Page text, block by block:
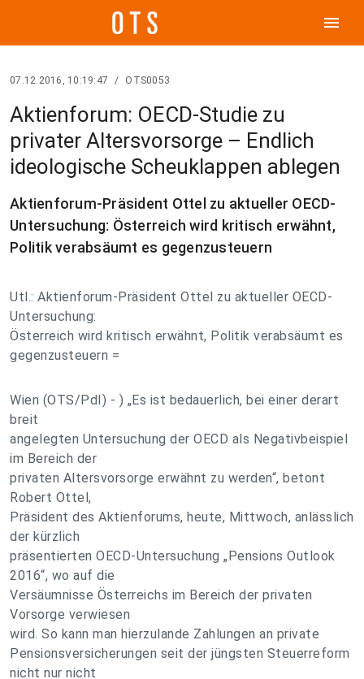
menu
07.12.2016, 10:19:47 / OTS0053
Aktienforum: OECD-Studie zu
privater Altersvorsorge – Endlich
ideologische Scheuklappen ablegen
Aktienforum-Präsident Ottel zu aktueller OECD-
Untersuchung: Österreich wird kritisch erwähnt,
Politik verabsäumt es gegenzusteuern
Utl.: Aktienforum-Präsident Ottel zu aktueller OECD-
Untersuchung:
Österreich wird kritisch erwähnt, Politik verabsäumt es
gegenzusteuern =
Wien (OTS/PdI) - ) „Es ist bedauerlich, bei einer derart
breit
angelegten Untersuchung der OECD als Negativbeispiel
im Bereich der
privaten Altersvorsorge erwähnt zu werden“, betont
Robert Ottel,
Präsident des Aktienforums, heute, Mittwoch, anlässlich
der kürzlich
präsentierten OECD-Untersuchung „Pensions Outlook
2016“, wo auf die
Versäumnisse Österreichs im Bereich der privaten
Vorsorge verwiesen
wird. So kann man hierzulande Zahlungen an private
Pensionsversicherungen seit der jüngsten Steuerreform
nicht nur nicht